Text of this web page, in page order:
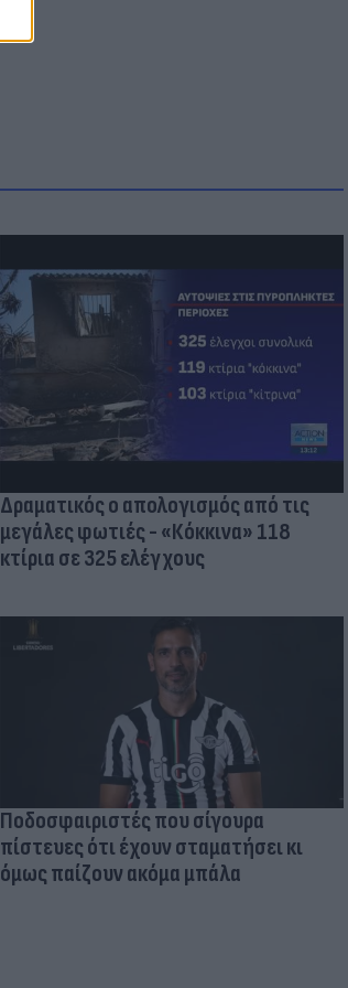
Δραματικός ο απολογισμός από τις
μεγάλες φωτιές - «Κόκκινα» 118
κτίρια σε 325 ελέγχους
Ποδοσφαιριστές που σίγουρα
πίστευες ότι έχουν σταματήσει κι
όμως παίζουν ακόμα μπάλα